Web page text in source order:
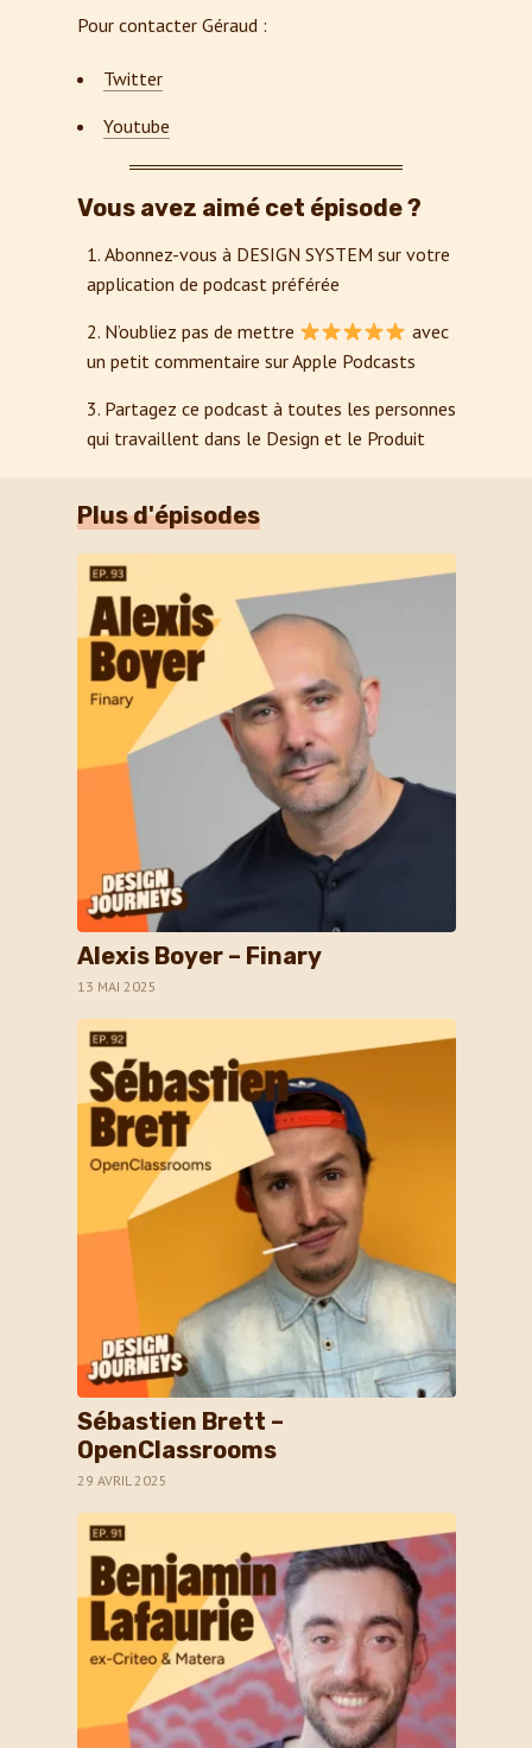
Pour contacter Géraud :
Twitter
Youtube
Vous avez aimé cet épisode ?
Abonnez-vous à DESIGN SYSTEM sur votre
application de podcast préférée
N’oubliez pas de mettre
avec
un petit commentaire sur Apple Podcasts
Partagez ce podcast à toutes les personnes
qui travaillent dans le Design et le Produit
Plus d'épisodes
Alexis Boyer – Finary
13 MAI 2025
Sébastien Brett –
OpenClassrooms
29 AVRIL 2025